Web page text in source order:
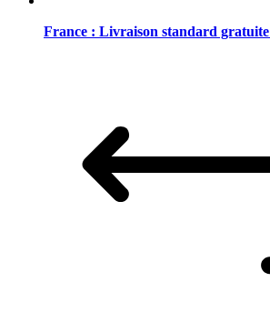
France : Livraison standard gratuite